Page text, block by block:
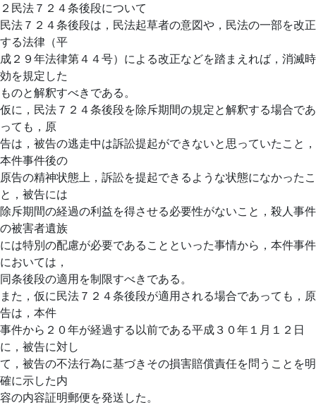
２民法７２４条後段について
民法７２４条後段は，民法起草者の意図や，民法の一部を改正
する法律（平
成２９年法律第４４号）による改正などを踏まえれば，消滅時
効を規定した
ものと解釈すべきである。
仮に，民法７２４条後段を除斥期間の規定と解釈する場合であ
っても，原
告は，被告の逃走中は訴訟提起ができないと思っていたこと，
本件事件後の
原告の精神状態上，訴訟を提起できるような状態になかったこ
と，被告には
除斥期間の経過の利益を得させる必要性がないこと，殺人事件
の被害者遺族
には特別の配慮が必要であることといった事情から，本件事件
においては，
同条後段の適用を制限すべきである。
また，仮に民法７２４条後段が適用される場合であっても，原
告は，本件
事件から２０年が経過する以前である平成３０年１月１２日
に，被告に対し
て，被告の不法行為に基づきその損害賠償責任を問うことを明
確に示した内
容の内容証明郵便を発送した。